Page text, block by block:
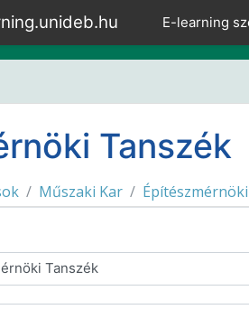
E-learning
Tanszék
Műszaki Kar